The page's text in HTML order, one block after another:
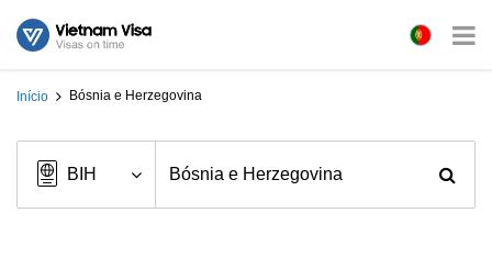
Início Bósnia e Herzegovina